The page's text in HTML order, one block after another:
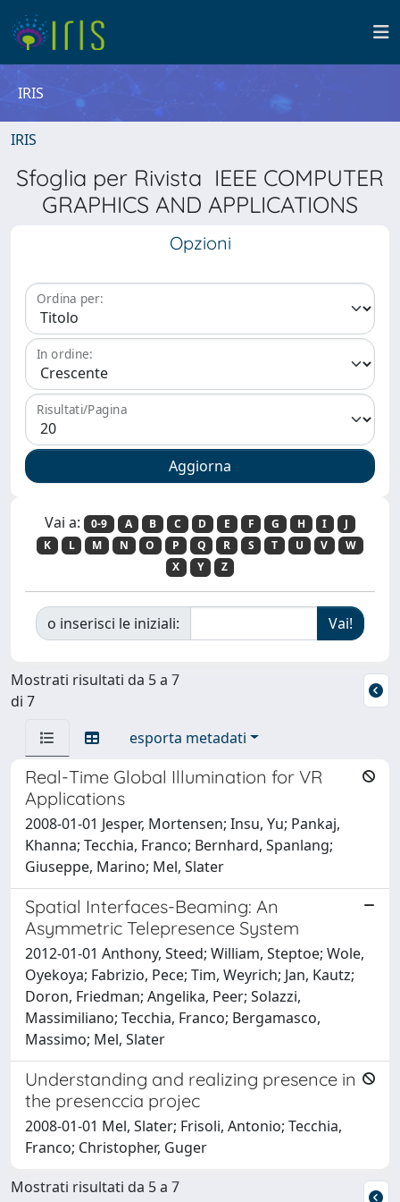
IRIS
IRIS
Sfoglia per Rivista IEEE COMPUTER
GRAPHICS AND APPLICATIONS
Opzioni
Ordina per:
In ordine:
Risultati/Pagina
Vai a: 0-9 A B C D E F G H I
J
K
L M N O P Q R S T U V
W
X
Y Z
o inserisci le iniziali:
Mostrati risultati da 5 a 7
di 7
esporta metadati
Real-Time Global Illumination for VR
Applications
2008-01-01 Jesper, Mortensen; Insu, Yu; Pankaj,
Khanna; Tecchia, Franco; Bernhard, Spanlang;
Giuseppe, Marino; Mel, Slater
Spatial Interfaces-Beaming: An
Asymmetric Telepresence System
2012-01-01 Anthony, Steed; William, Steptoe; Wole,
Oyekoya; Fabrizio, Pece; Tim, Weyrich; Jan, Kautz;
Doron, Friedman; Angelika, Peer; Solazzi,
Massimiliano; Tecchia, Franco; Bergamasco,
Massimo; Mel, Slater
Understanding and realizing presence in
the presenccia projec
2008-01-01 Mel, Slater; Frisoli, Antonio; Tecchia,
Franco; Christopher, Guger
Mostrati risultati da 5 a 7